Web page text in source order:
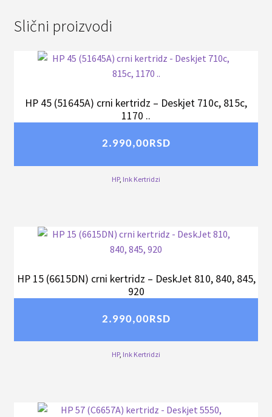
Slični proizvodi
HP 45 (51645A) crni kertridz – Deskjet 710c, 815c,
1170 ..
2.990,00RSD
HP, Ink Kertridzi
HP 15 (6615DN) crni kertridz – DeskJet 810, 840, 845,
920
2.990,00RSD
HP, Ink Kertridzi